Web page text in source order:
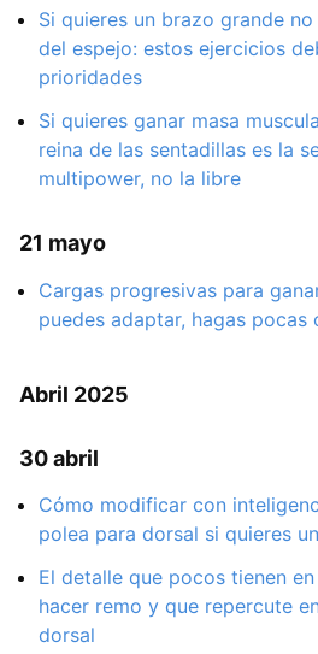
Si quieres un brazo grande
del espejo: estos ejercicios
prioridades
Si quieres ganar masa
reina de las sentadillas es la
multipower, no la libre
21 mayo
Cargas progresivas para
puedes adaptar, hagas pocas
Abril 2025
30 abril
Cómo modificar con
polea para dorsal si quieres
El detalle que pocos tienen
hacer remo y que repercute
dorsal